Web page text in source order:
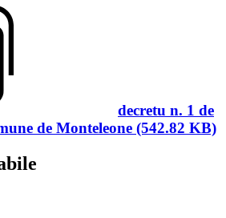
decretu n. 1 de
de Monteleone (542.82 KB)